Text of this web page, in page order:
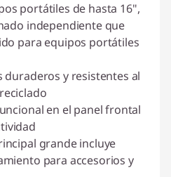
portátiles de hasta 16",
independiente que
para equipos portátiles
y resistentes al
en el panel frontal
grande incluye
para accesorios y